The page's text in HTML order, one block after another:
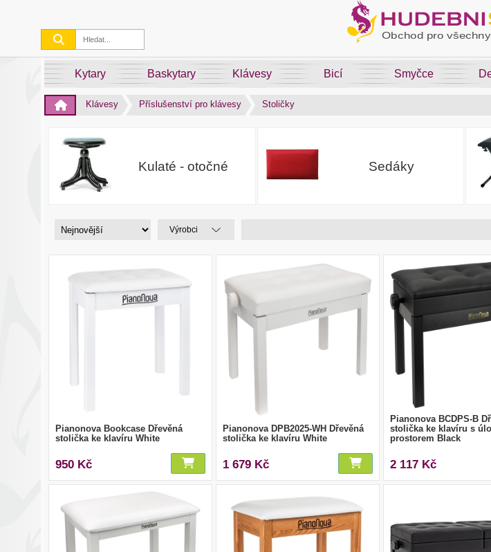
Kytary Baskytary Klávesy Bicí Smyčce
Klávesy Příslušenství pro klávesy Stoličky
Kulaté - otočné Sedáky
Výrobci
Pianonova Bookcase Dřevěná
stolička ke klavíru White
950 Kč
Pianonova DPB2025-WH Dřevěná
stolička ke klavíru White
1 679 Kč
Pianonova BCDPS-B
stolička ke klavíru s
prostorem Black
2 117 Kč